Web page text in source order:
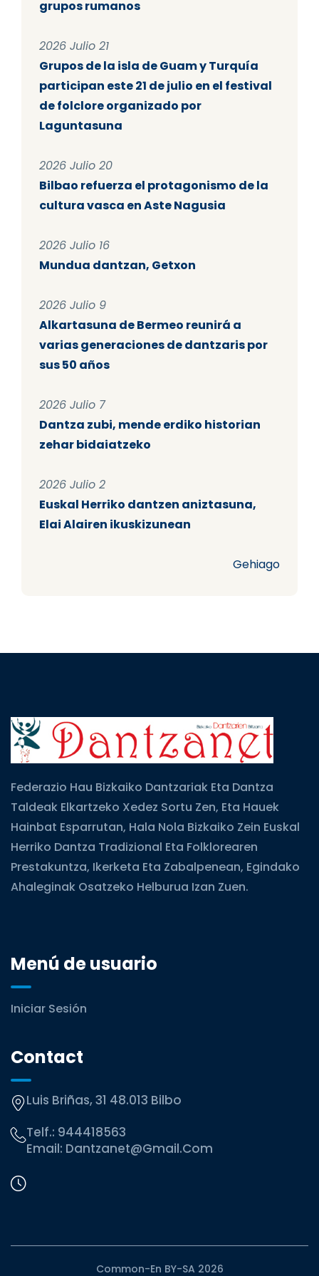
grupos rumanos
2026 Julio 21
Grupos de la isla de Guam y Turquía
participan este 21 de julio en el festival
de folclore organizado por
Laguntasuna
2026 Julio 20
Bilbao refuerza el protagonismo de la
cultura vasca en Aste Nagusia
2026 Julio 16
Mundua dantzan, Getxon
2026 Julio 9
Alkartasuna de Bermeo reunirá a
varias generaciones de dantzaris por
sus 50 años
2026 Julio 7
Dantza zubi, mende erdiko historian
zehar bidaiatzeko
2026 Julio 2
Euskal Herriko dantzen aniztasuna,
Elai Alairen ikuskizunean
Gehiago
Federazio Hau Bizkaiko Dantzariak Eta Dantza
Taldeak Elkartzeko Xedez Sortu Zen, Eta Hauek
Hainbat Esparrutan, Hala Nola Bizkaiko Zein Euskal
Herriko Dantza Tradizional Eta Folklorearen
Prestakuntza, Ikerketa Eta Zabalpenean, Egindako
Ahaleginak Osatzeko Helburua Izan Zuen.
Menú de usuario
Iniciar Sesión
Contact
Luis Briñas, 31 48.013 Bilbo
Telf.: 944418563
Email: Dantzanet@gmail.com
Common-En BY-SA 2026